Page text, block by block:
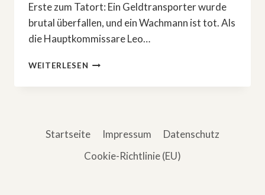
Erste zum Tatort: Ein Geldtransporter wurde
brutal überfallen, und ein Wachmann ist tot. Als
die Hauptkommissare Leo…
WEITERLESEN MORD
SAARBRÜCKEN:
Startseite Impressum
Datenschutz
Cookie-Richtlinie (EU)